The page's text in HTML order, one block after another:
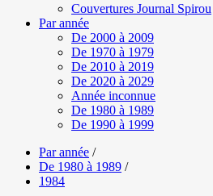
Couvertures Journal Spirou
Par année
De 2000 à 2009
De 1970 à 1979
De 2010 à 2019
De 2020 à 2029
Année inconnue
De 1980 à 1989
De 1990 à 1999
Par année /
De 1980 à 1989 /
1984